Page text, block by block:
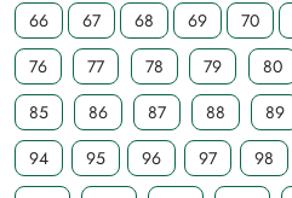
66
67 68 69 70
76
77 78 79 80
85
86 87 88 89
94
95 96 97 98